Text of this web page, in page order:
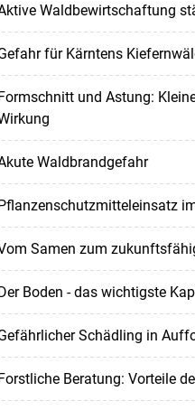
Waldbewirtschaftung
für Kärntens
und Astung:
Waldbrandgefahr
Samen zum
Boden - das wichtigste
Schädling in
Beratung: Vorteile